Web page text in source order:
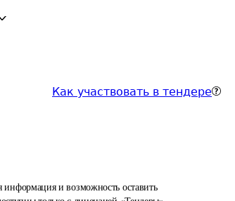
Как участвовать в тендере
информация и возможность оставить